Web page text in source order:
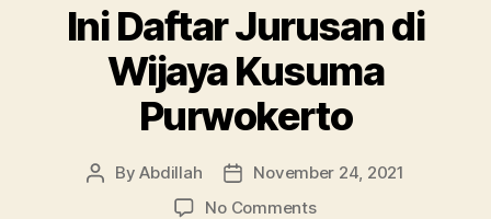
Ini Daftar Jurusan di
Wijaya Kusuma
Purwokerto
PostByAbdillah
Post
date
November 24, 2021
No Commentson